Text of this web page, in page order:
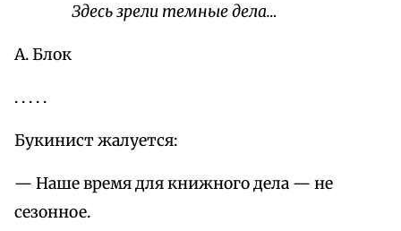
Здесь зрели темные дела…
А. Блок
. . . . .
Букинист жалуется:
— Наше время для книжного дела — не
сезонное.